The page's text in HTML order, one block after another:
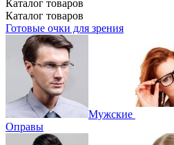
Каталог товаров
Каталог товаров
Готовые очки для зрения
Мужские
Оправы